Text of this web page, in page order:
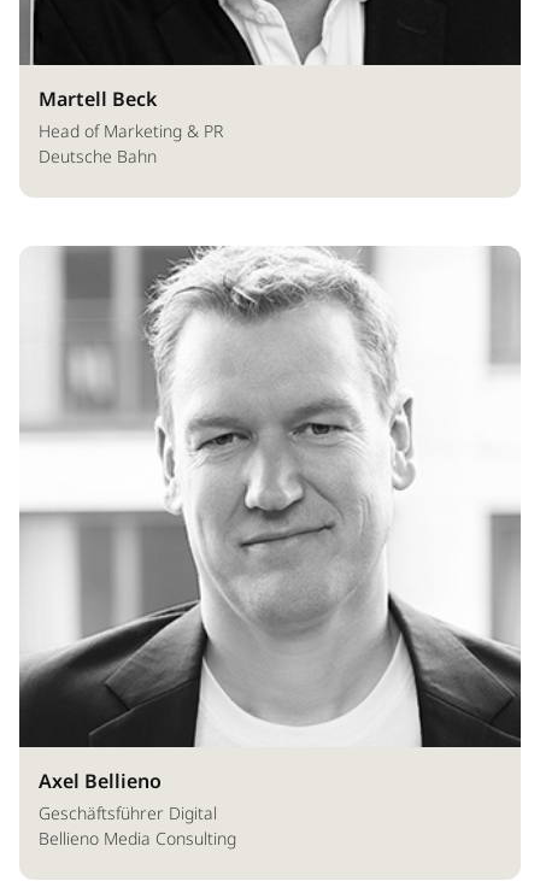
Martell Beck
Head of Marketing & PR
Deutsche Bahn
Axel Bellieno
Geschäftsführer Digital
Bellieno Media Consulting